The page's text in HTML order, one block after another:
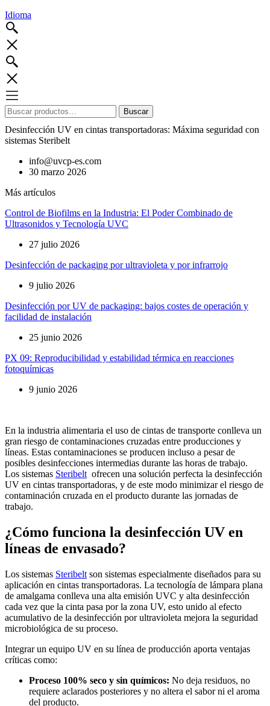
Idioma
Buscar
por:
Buscar
Desinfección UV en cintas transportadoras: Máxima seguridad con
sistemas Steribelt
info@uvcp-es.com
30 marzo 2026
Más artículos
Control de Biofilms en la Industria: El Poder Combinado de
Ultrasonidos y Tecnología UVC
27 julio 2026
Desinfección de packaging por ultravioleta y por infrarrojo
9 julio 2026
Desinfección por UV de packaging: bajos costes de operación y
facilidad de instalación
25 junio 2026
PX 09: Reproducibilidad y estabilidad térmica en reacciones
fotoquímicas
9 junio 2026
En la industria alimentaria el uso de cintas de transporte conlleva un
gran riesgo de contaminaciones cruzadas entre producciones y
líneas. Estas contaminaciones se producen incluso a pesar de
posibles desinfecciones intermedias durante las horas de trabajo.
Los sistemas Steribelt ofrecen una solución perfecta la desinfección
UV en cintas transportadoras, y de este modo minimizar el riesgo de
contaminación cruzada en el producto durante las jornadas de
trabajo.
¿Cómo funciona la desinfección UV en
líneas de envasado?
Los sistemas Steribelt son sistemas especialmente diseñados para su
aplicación en cintas transportadoras. La tecnología de lámpara plana
de amalgama conlleva una alta emisión UVC y alta desinfección
cada vez que la cinta pasa por la zona UV, esto unido al efecto
acumulativo de la desinfección por ultravioleta mejora la seguridad
microbiológica de su proceso.
Integrar un equipo UV en su línea de producción aporta ventajas
críticas como:
Proceso 100% seco y sin químicos: No deja residuos, no
requiere aclarados posteriores y no altera el sabor ni el aroma
del producto.